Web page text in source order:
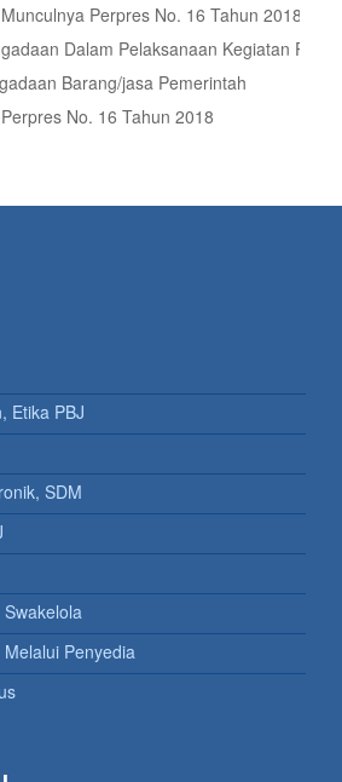
Perpres No. 16 Tahun 2018
Dalam Pelaksanaan Kegiatan
Barang/jasa Pemerintah
No. 16 Tahun 2018
Etika PBJ
SDM
Penyedia